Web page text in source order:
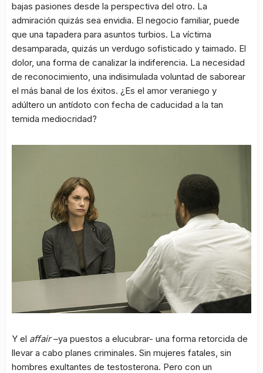
bajas pasiones desde la perspectiva del otro. La
admiración quizás sea envidia. El negocio familiar, puede
que una tapadera para asuntos turbios. La víctima
desamparada, quizás un verdugo sofisticado y taimado. El
dolor, una forma de canalizar la indiferencia. La necesidad
de reconocimiento, una indisimulada voluntad de saborear
el más banal de los éxitos. ¿Es el amor veraniego y
adúltero un antídoto con fecha de caducidad a la tan
temida mediocridad?
Y el affair–ya puestos a elucubrar- una forma retorcida de
llevar a cabo planes criminales. Sin mujeres fatales, sin
hombres exultantes de testosterona. Pero con un